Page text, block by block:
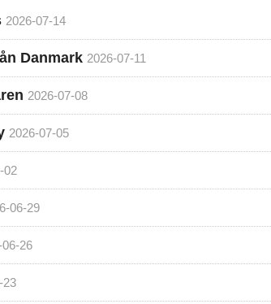
2026-07-14
Danmark 2026-07-11
2026-07-08
2026-07-05
02
06-29
06-26
23